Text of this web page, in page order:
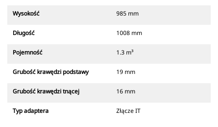
Wysokość 985 mm
Długość 1008 mm
Pojemność 1.3 m³
Grubość krawędzi podstawy 19 mm
Grubość krawędzi tnącej 16 mm
Typ adaptera Złącze IT